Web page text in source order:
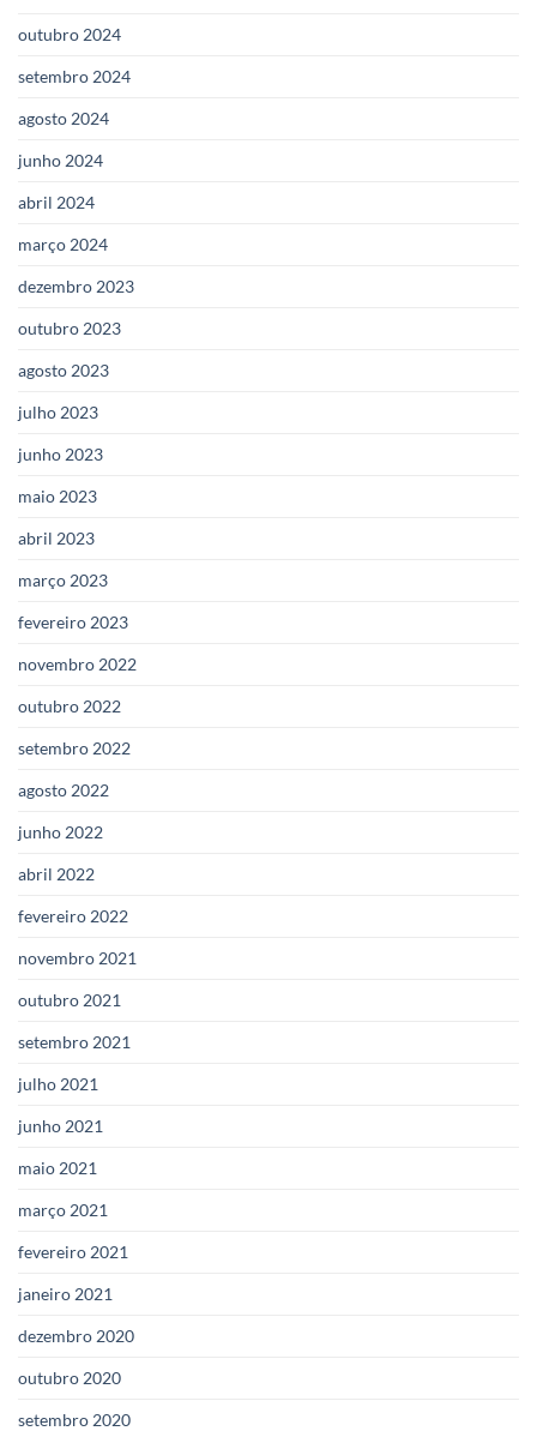
outubro 2024
setembro 2024
agosto 2024
junho 2024
abril 2024
março 2024
dezembro 2023
outubro 2023
agosto 2023
julho 2023
junho 2023
maio 2023
abril 2023
março 2023
fevereiro 2023
novembro 2022
outubro 2022
setembro 2022
agosto 2022
junho 2022
abril 2022
fevereiro 2022
novembro 2021
outubro 2021
setembro 2021
julho 2021
junho 2021
maio 2021
março 2021
fevereiro 2021
janeiro 2021
dezembro 2020
outubro 2020
setembro 2020